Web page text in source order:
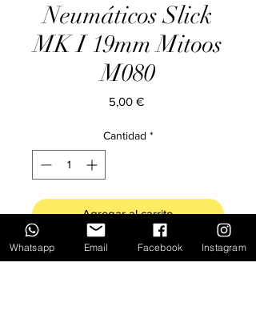
Neumáticos Slick
MK I 19mm Mitoos
M080
5,00 €Precio
Cantidad *
Agregar al carrito
4 neumáticos lisos Mitoos Slick Mk I.
Whatsapp Email Facebook Instagram